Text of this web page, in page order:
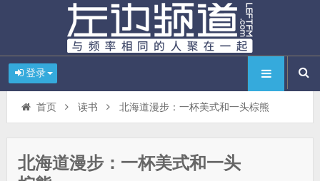
登录
首页 读书 北海道漫步：一杯美式和一头棕熊
北海道漫步：一杯美式和一头